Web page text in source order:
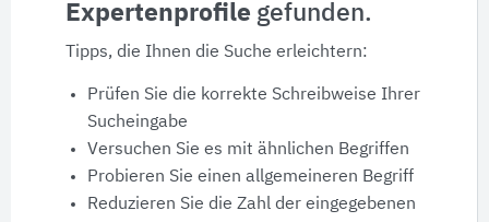
Produktdaten
Ausschreibungstexte
CAD-Details
Expertenprofile gefunden.
Tipps, die Ihnen die Suche erleichtern:
Prüfen Sie die korrekte Schreibweise Ihrer
Sucheingabe
Versuchen Sie es mit ähnlichen Begriffen
Probieren Sie einen allgemeineren Begriff
Reduzieren Sie die Zahl der eingegebenen